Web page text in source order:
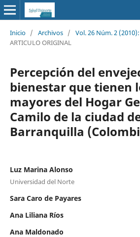
Inicio / Archivos / Vol. 26 Núm. 2
ARTICULO ORIGINAL
Percepción del
bienestar que tienen
mayores del Hogar
Camilo de la ciudad
Barranquilla
Luz Marina Alonso
Universidad del Norte
Sara Caro de Payares
Ana Liliana Ríos
Ana Maldonado